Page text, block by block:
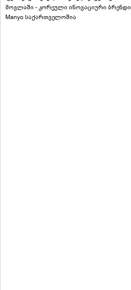
მოვლაში - კორეული ინოვაციური ბრენდი
Manyo საქართველოშია